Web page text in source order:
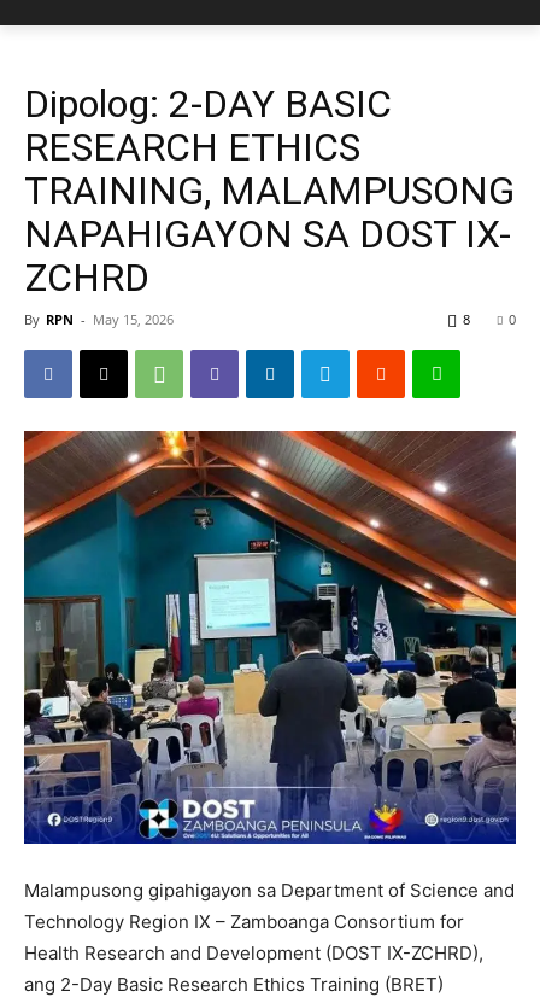
Dipolog: 2-DAY BASIC
RESEARCH ETHICS
TRAINING, MALAMPUSONG
NAPAHIGAYON SA DOST IX-
ZCHRD
By RPN - May 15, 2026 0
8
Malampusong gipahigayon sa Department of Science and
Technology Region IX – Zamboanga Consortium for
Health Research and Development (DOST IX-ZCHRD),
ang 2-Day Basic Research Ethics Training (BRET)